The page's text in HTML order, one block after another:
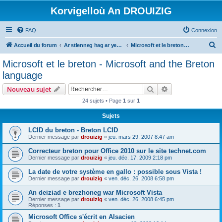
Korvigelloù An DROUIZIG
FAQ Connexion
Accueil du forum Ar stlenneg hag ar yezhoù bihan er bed a-bezh Microsoft et le breton - Microsoft and the Breton language
Microsoft et le breton - Microsoft and the Breton
language
Nouveau sujet Rechercher
24 sujets • Page 1 sur 1
Sujets
LCID du breton - Breton LCID
Dernier message par drouizig « jeu. mars 29, 2007 8:47 am
Correcteur breton pour Office 2010 sur le site technet.com
Dernier message par drouizig « jeu. déc. 17, 2009 2:18 pm
La date de votre système en gallo : possible sous Vista !
Dernier message par drouizig « ven. déc. 26, 2008 6:58 pm
An deiziad e brezhoneg war Microsoft Vista
Dernier message par drouizig « ven. déc. 26, 2008 6:45 pm
Réponses : 1
Microsoft Office s'écrit en Alsacien